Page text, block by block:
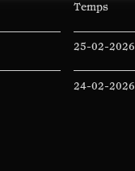
Temps
25-02-2026
24-02-2026